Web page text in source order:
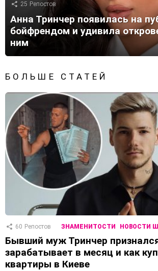
25 Репостов
Анна Тринчер появилась на
бойфрендом и удивила
ним
БОЛЬШЕ СТАТЕЙ
60 Репостов ЗНАМЕНИТОСТИ НОВОСТИ
Бывший муж Тринчер
зарабатывает в месяц и как
квартиры в Киеве